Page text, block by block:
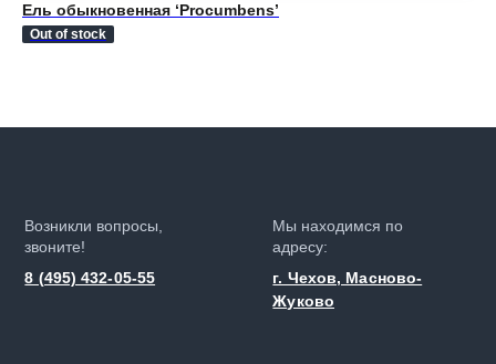
Ель обыкновенная ‘Procumbens’
Out of stock
Возникли вопросы,
звоните!
8 (495) 432-05-55
Мы находимся по
адресу:
г. Чехов, Масново-
Жуково